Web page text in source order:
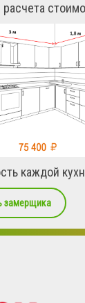
каждой
замерщика